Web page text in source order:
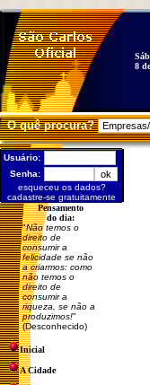
8
O quê procura?
Usuário:
Senha:
esqueceu os dados?
cadastre-se gratuitamente
Pensamento
do dia:
"Não temos o
direito de
consumir a
felicidade se não
a criarmos: como
não temos o
direito de
consumir a
riqueza, se não a
produzimos!"
(Desconhecido)
Inicial
A Cidade